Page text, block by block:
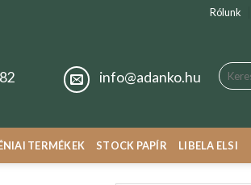
Rólunk
info@adanko.hu
Keresés
a
TERMÉKEK STOCK PAPÍR LIBELA ELSI